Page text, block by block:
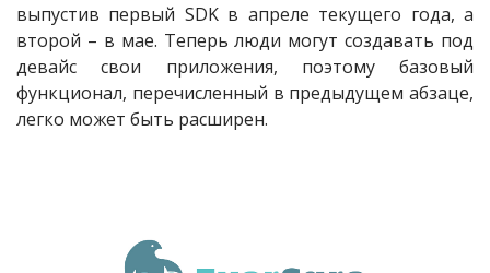
выпустив первый SDK в апреле текущего года, а
второй – в мае. Теперь люди могут создавать под
девайс свои приложения, поэтому базовый
функционал, перечисленный в предыдущем абзаце,
легко может быть расширен.